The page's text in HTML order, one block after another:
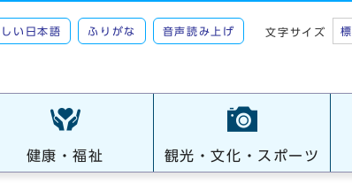
い日本語 ふりがな 音声読み上げ 文字サイズ
健康・福祉 観光・文化・スポーツ